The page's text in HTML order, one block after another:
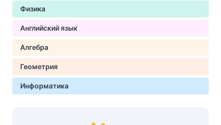
Физика
Английский язык
Алгебра
Геометрия
Информатика